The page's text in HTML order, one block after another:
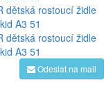
Odeslat na mail